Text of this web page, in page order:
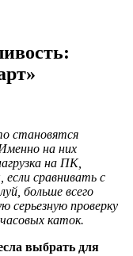
становятся
на них
на ПК,
если сравнивать с
больше всего
проверку
каток.
выбрать для